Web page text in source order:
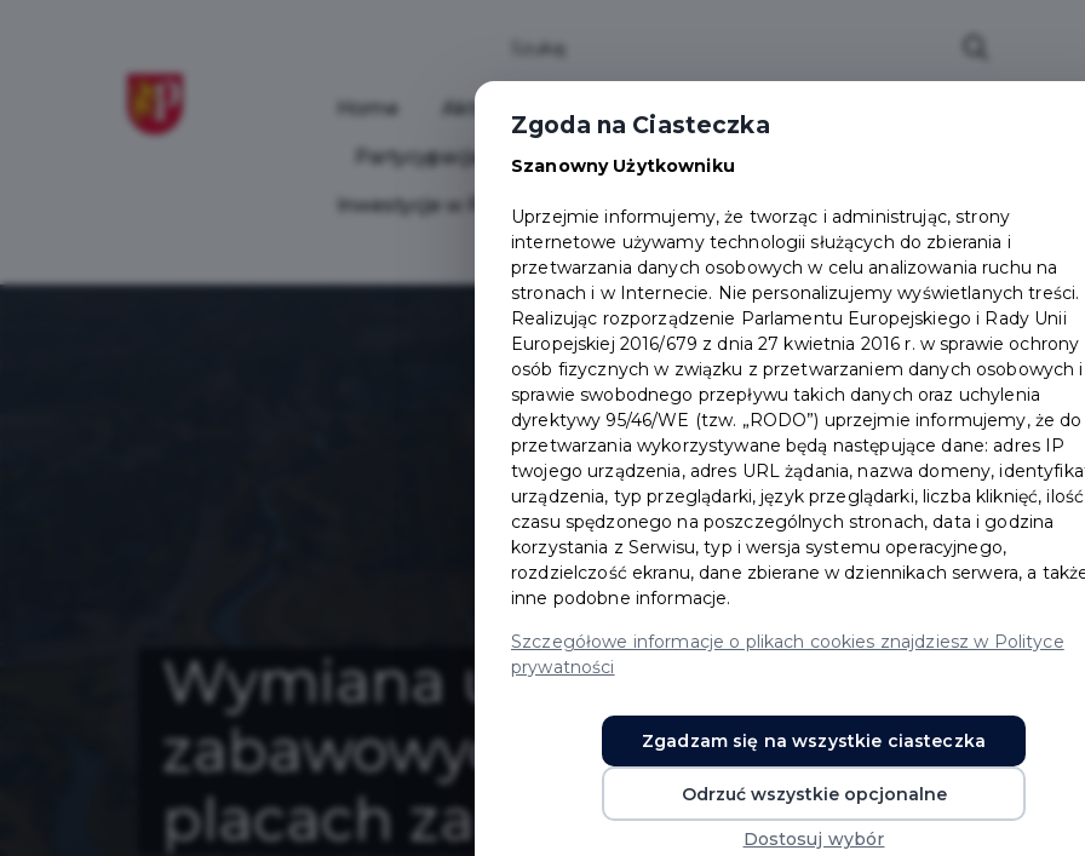
Home Aktualności Wydarzenia
Partycypacja Społeczna Programy
Inwestycje w Pruszczu Mapa Miasta Załatw sprawę
Ochrona ludności
Wymiana urządzeń
zabawowych na
placach zabaw
Zgoda na Ciasteczka
Szanowny Użytkowniku
Uprzejmie informujemy, że tworząc i administrując, strony
internetowe używamy technologii służących do zbierania i
przetwarzania danych osobowych w celu analizowania ruchu na
stronach i w Internecie. Nie personalizujemy wyświetlanych treści.
Realizując rozporządzenie Parlamentu Europejskiego i Rady Unii
Europejskiej 2016/679 z dnia 27 kwietnia 2016 r. w sprawie ochrony
osób fizycznych w związku z przetwarzaniem danych osobowych
sprawie swobodnego przepływu takich danych oraz uchylenia
dyrektywy 95/46/WE (tzw. „RODO”) uprzejmie informujemy, że do
przetwarzania wykorzystywane będą następujące dane: adres IP
twojego urządzenia, adres URL żądania, nazwa domeny,
urządzenia, typ przeglądarki, język przeglądarki, liczba kliknięć, ilość
czasu spędzonego na poszczególnych stronach, data i godzina
korzystania z Serwisu, typ i wersja systemu operacyjnego,
rozdzielczość ekranu, dane zbierane w dziennikach serwera, a
inne podobne informacje.
Szczegółowe informacje o plikach cookies znajdziesz w Polityce
prywatności
Zgadzam się na wszystkie ciasteczka
Odrzuć wszystkie opcjonalne
Dostosuj wybór